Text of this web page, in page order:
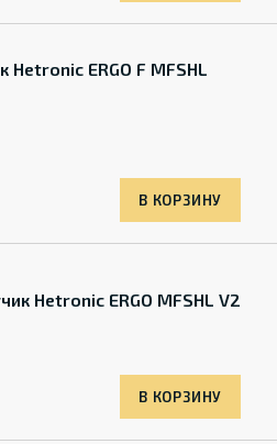
Hetronic ERGO F MFSHL
В КОРЗИНУ
Hetronic ERGO MFSHL V2
В КОРЗИНУ